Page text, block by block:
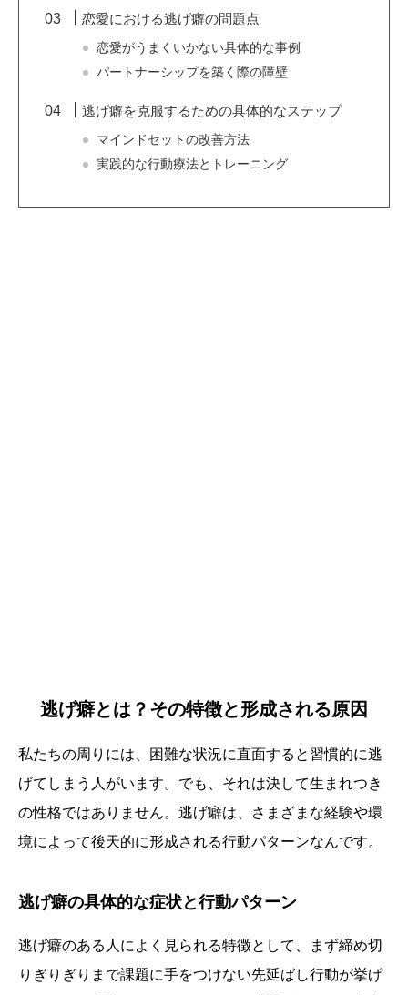
恋愛における逃げ癖の問題点
恋愛がうまくいかない具体的な事例
パートナーシップを築く際の障壁
逃げ癖を克服するための具体的なステップ
マインドセットの改善方法
実践的な行動療法とトレーニング
逃げ癖とは？その特徴と形成される原因
私たちの周りには、困難な状況に直面すると習慣的に逃
げてしまう人がいます。でも、それは決して生まれつき
の性格ではありません。逃げ癖は、さまざまな経験や環
境によって後天的に形成される行動パターンなんです。
逃げ癖の具体的な症状と行動パターン
逃げ癖のある人によく見られる特徴として、まず締め切
りぎりぎりまで課題に手をつけない先延ばし行動が挙げ